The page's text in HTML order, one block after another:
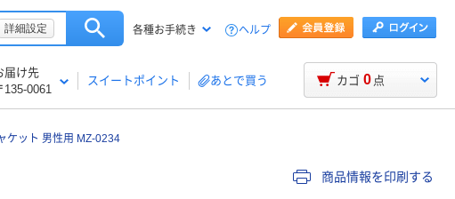
詳細設定 各種お手続き ヘルプ
届け先
135-0061
スイートポイント あとで買う カゴ 0 点
ケット 男性用 MZ-0234
商品情報を印刷する